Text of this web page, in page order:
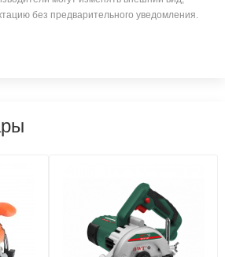
без предварительного уведомления.